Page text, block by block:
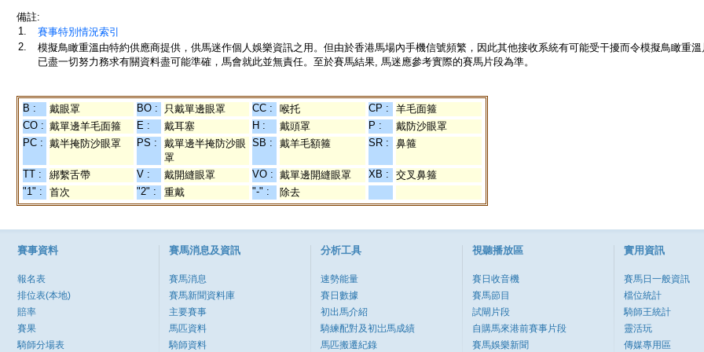
備註:
1.
賽事特別情況索引
2.
模擬鳥瞰重溫由特約供應商提供，供馬迷作個人娛樂資訊之用。但由於香港馬場內手機信號頻繁，因此其他接收系統有可能受干擾而令模擬鳥瞰重
已盡一切努力務求有關資料盡可能準確，馬會就此並無責任。至於賽馬結果, 馬迷應參考實際的賽馬片段為準。
B : 戴眼罩 BO : 只戴單邊眼罩 CC : 喉托 CP :
羊毛面箍
CO : 戴單邊羊毛面箍 E : 戴耳塞 H : 戴頭罩 P :
戴防沙眼罩
PC : 戴半掩防沙眼罩 PS :
戴單邊半掩防沙眼
罩
SB : 戴羊毛額箍 SR : 鼻箍
TT : 綁繫舌帶 V : 戴開縫眼罩 VO : 戴單邊開縫眼罩 XB :
交叉鼻箍
"1" :
首次 "2" : 重戴 "-" : 除去
賽事資料
報名表
排位表(本地)
賠率
賽果
騎師分場表
賽馬消息及資訊
賽馬消息
賽馬新聞資料庫
主要賽事
馬匹資料
騎師資料
分析工具
速勢能量
賽日數據
初出馬介紹
騎練配對及初岀馬成績
馬匹搬遷紀錄
視聽播放區
賽日收音機
賽馬節目
試閘片段
自購馬來港前賽事片段
賽馬娛樂新聞
實用資訊
賽馬日一般資訊
檔位統計
騎師王統計
靈活玩
傳媒專用區